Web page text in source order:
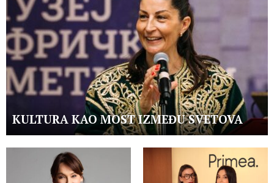
KULTURA KAO MOST IZMEĐU SVETOVA